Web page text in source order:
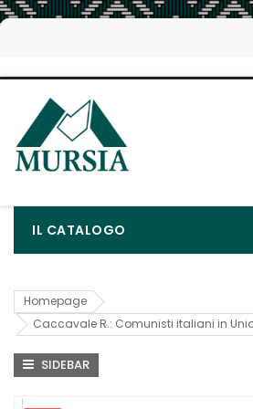
IL CATALOGO
Homepage
Caccavale R.: Comunisti italiani in
SIDEBAR